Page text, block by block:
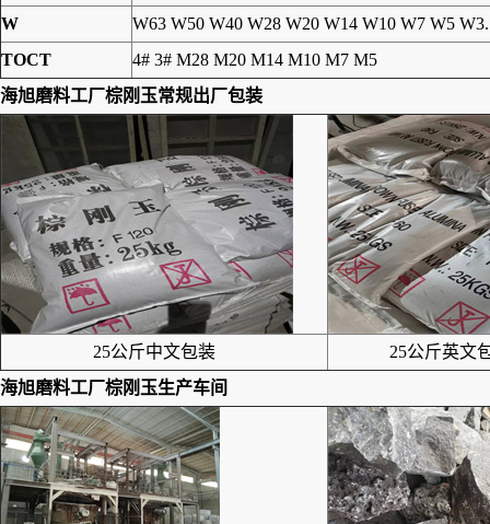
W
W63 W50 W40 W28 W20 W14 W10 W7 W5
TOCT
4# 3# M28 M20 M14 M10 M7 M5
海旭磨料工厂棕刚玉常规出厂包装
25公斤中文包装
25公斤英文
海旭磨料工厂棕刚玉生产车间